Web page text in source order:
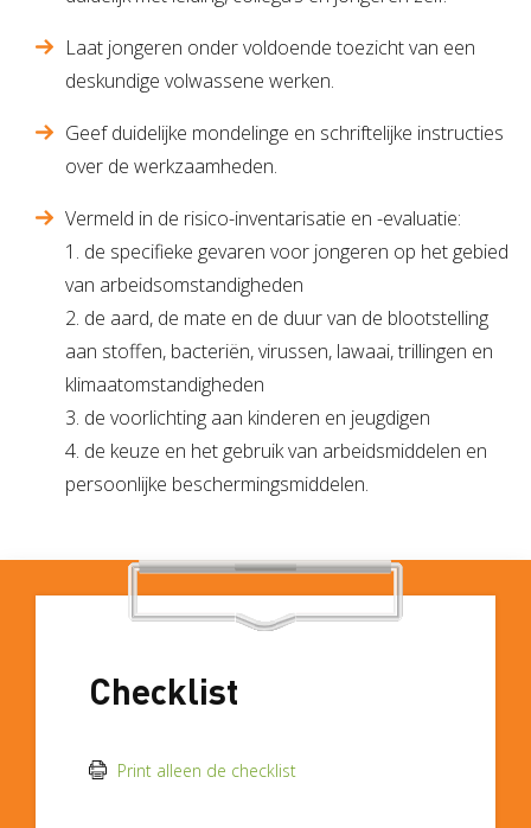
Laat jongeren onder voldoende toezicht van een
deskundige volwassene werken.
Geef duidelijke mondelinge en schriftelijke instructies
over de werkzaamheden.
Vermeld in de risico-inventarisatie en -evaluatie:
1. de specifieke gevaren voor jongeren op het gebied
van arbeidsomstandigheden
2. de aard, de mate en de duur van de blootstelling
aan stoffen, bacteriën, virussen, lawaai, trillingen en
klimaatomstandigheden
3. de voorlichting aan kinderen en jeugdigen
4. de keuze en het gebruik van arbeidsmiddelen en
persoonlijke beschermingsmiddelen.
Checklist
Print alleen de checklist